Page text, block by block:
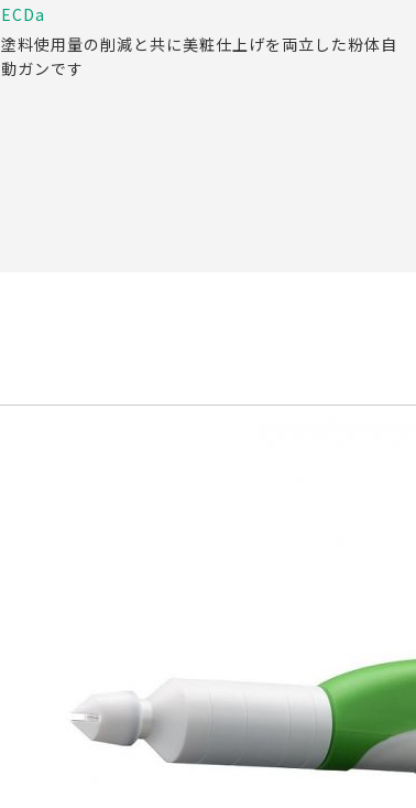
ECDa
塗料使用量の削減と共に美粧仕上げを両立した粉体自
動ガンです